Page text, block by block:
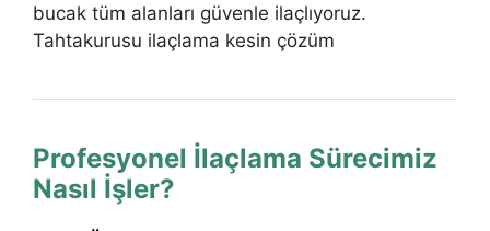
bucak tüm alanları güvenle ilaçlıyoruz.
Tahtakurusu ilaçlama kesin çözüm
Profesyonel İlaçlama Sürecimiz
Nasıl İşler?